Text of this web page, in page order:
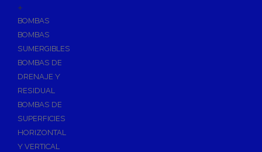
+
BOMBAS
BOMBAS
SUMERGIBLES
BOMBAS DE
DRENAJE Y
RESIDUAL
BOMBAS DE
SUPERFICIES
HORIZONTAL
Y VERTICAL